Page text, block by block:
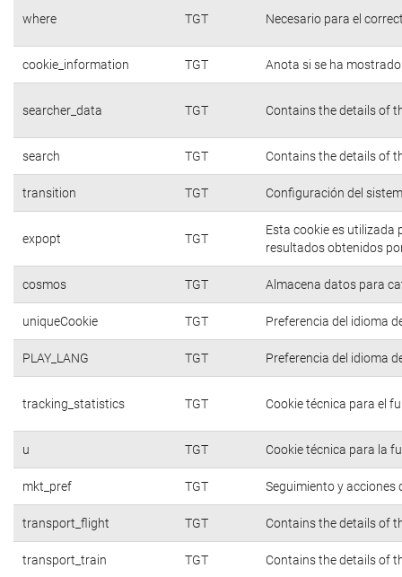
where TGT Necesario para el
cookie_information TGT Anota si se ha
searcher_data TGT Contains the details of
search TGT Contains the details of
transition TGT Configuración del
expopt TGT
Esta cookie es utilizada
resultados obtenidos
cosmos TGT Almacena datos para
uniqueCookie TGT Preferencia del idioma
PLAY_LANG TGT Preferencia del idioma
tracking_statistics TGT Cookie técnica para el
u TGT Cookie técnica para la
mkt_pref TGT Seguimiento y acciones
transport_flight TGT Contains the details of
transport_train TGT Contains the details of